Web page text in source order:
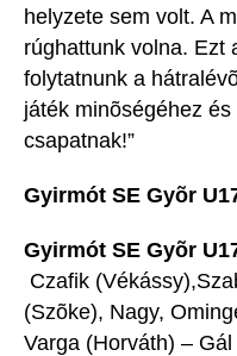
helyzete sem volt. A
rúghattunk volna. Ezt
folytatnunk a
játék minõségéhez
csapatnak!”
Gyirmót SE Gyõr
Gyirmót SE Gyõr
Czafik
(Szõke), Nagy,
Varga (Horváth) –